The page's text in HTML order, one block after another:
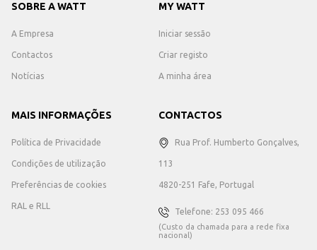
SOBRE A WATT
A Empresa
Contactos
Notícias
MY WATT
Iniciar sessão
Criar registo
A minha área
MAIS INFORMAÇÕES
Política de Privacidade
Condições de utilização
Preferências de cookies
RAL e RLL
CONTACTOS
Rua Prof. Humberto Gonçalves,
113
4820-251 Fafe, Portugal
Telefone: 253 095 466
(Custo da chamada para a rede fixa
nacional)